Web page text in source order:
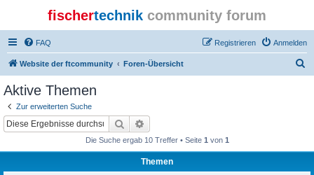
fischertechnik community forum
FAQ Anmelden
Registrieren
Website der ftcommunity Foren-Übersicht
Aktive Themen
Zur erweiterten Suche
Suche
Die Suche ergab 10 Treffer • Seite 1 von 1
Themen